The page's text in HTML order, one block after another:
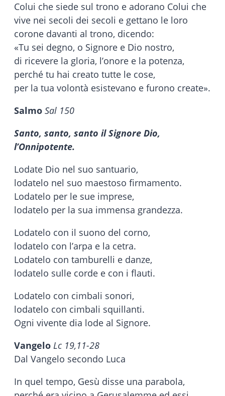
Colui che siede sul trono e adorano Colui che
vive nei secoli dei secoli e gettano le loro
corone davanti al trono, dicendo:
«Tu sei degno, o Signore e Dio nostro,
di ricevere la gloria, l’onore e la potenza,
perché tu hai creato tutte le cose,
per la tua volontà esistevano e furono create».
Salmo Sal 150
Santo, santo, santo il Signore Dio,
l’Onnipotente.
Lodate Dio nel suo santuario,
lodatelo nel suo maestoso firmamento.
Lodatelo per le sue imprese,
lodatelo per la sua immensa grandezza.
Lodatelo con il suono del corno,
lodatelo con l’arpa e la cetra.
Lodatelo con tamburelli e danze,
lodatelo sulle corde e con i flauti.
Lodatelo con cimbali sonori,
lodatelo con cimbali squillanti.
Ogni vivente dia lode al Signore.
Vangelo Lc 19,11-28
Dal Vangelo secondo Luca
In quel tempo, Gesù disse una parabola,